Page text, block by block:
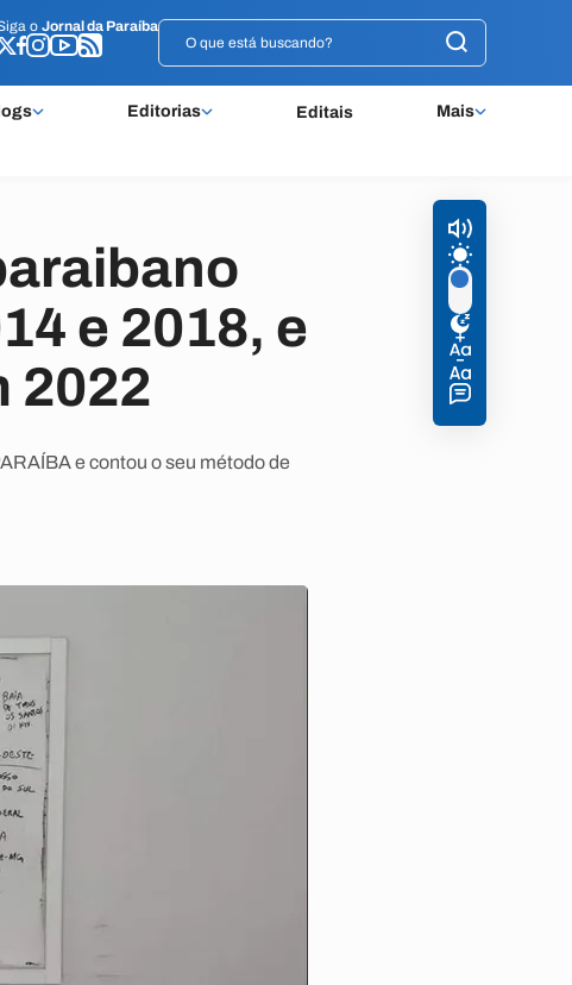
o Jornal da Paraíba
Editorias Editais Mais
o Jornal da Paraíba
e 2018, e
2022
e contou o seu método de